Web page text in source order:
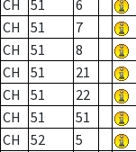
CH 51 6
CH
51 7
CH
51 8
CH
51 21
CH
51 22
CH
51 51
CH
52 5